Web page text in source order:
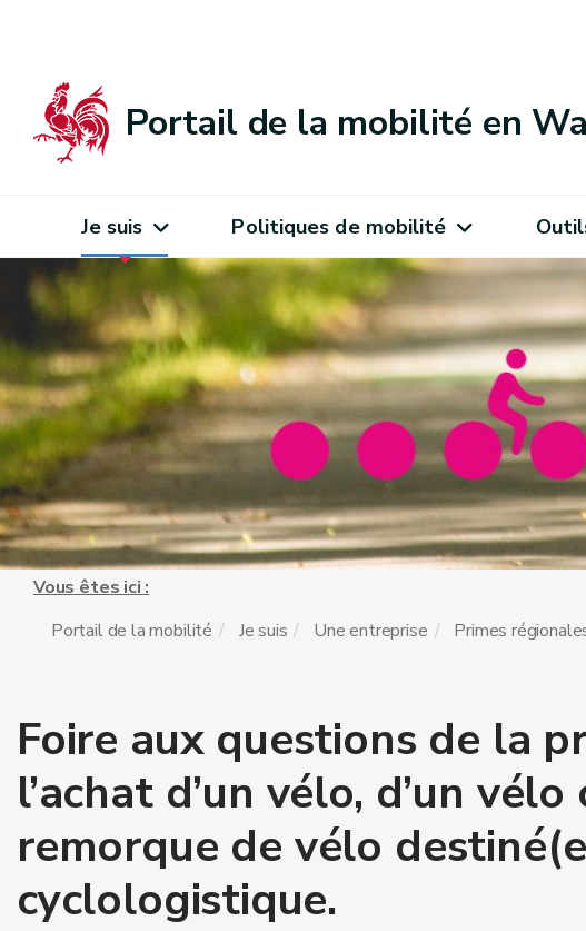
Portail de la mobilité en
Je suis Politiques de mobilité
Vous êtes ici :
Portail de la mobilité
Je suis Une entreprise Primes
Foire aux questions de la
l’achat d’un vélo, d’un
remorque de vélo
cyclologistique.